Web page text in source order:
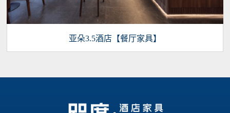
亚朵3.5酒店【餐厅家具】